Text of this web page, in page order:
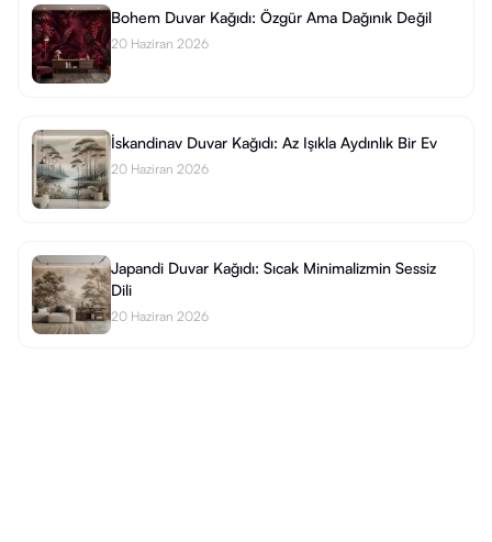
Bohem Duvar Kağıdı: Özgür Ama Dağınık Değil
20 Haziran 2026
İskandinav Duvar Kağıdı: Az Işıkla Aydınlık Bir Ev
20 Haziran 2026
Japandi Duvar Kağıdı: Sıcak Minimalizmin Sessiz
Dili
20 Haziran 2026